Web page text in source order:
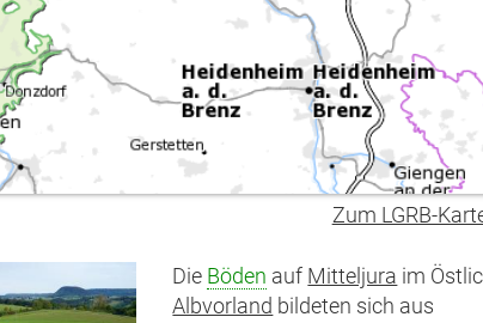
Zum LGRB-
Die Böden auf Mitteljura im
Albvorland bildeten sich aus